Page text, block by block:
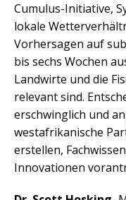
Cumulus-Initiative,
lokale
Vorhersagen auf
bis sechs Wochen
Landwirte und die
relevant sind.
erschwinglich und
westafrikanische
erstellen,
Innovationen